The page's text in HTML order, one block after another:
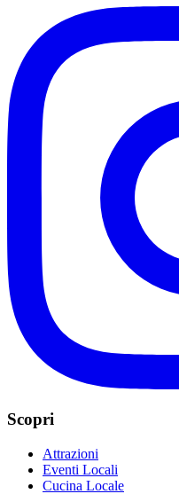
Scopri
Attrazioni
Eventi Locali
Cucina Locale